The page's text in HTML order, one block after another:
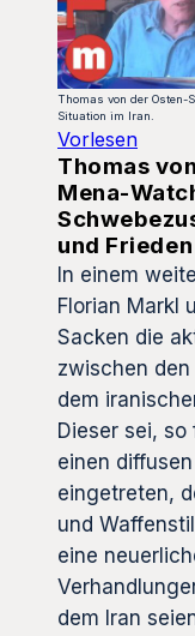
Thomas von der
Situation im Iran.
Vorlesen
Thomas
Mena-
und
In einem
Florian Markl
Sacken die
zwischen den
dem
Dieser sei,
einen
eingetreten,
und
eine
dem Iran